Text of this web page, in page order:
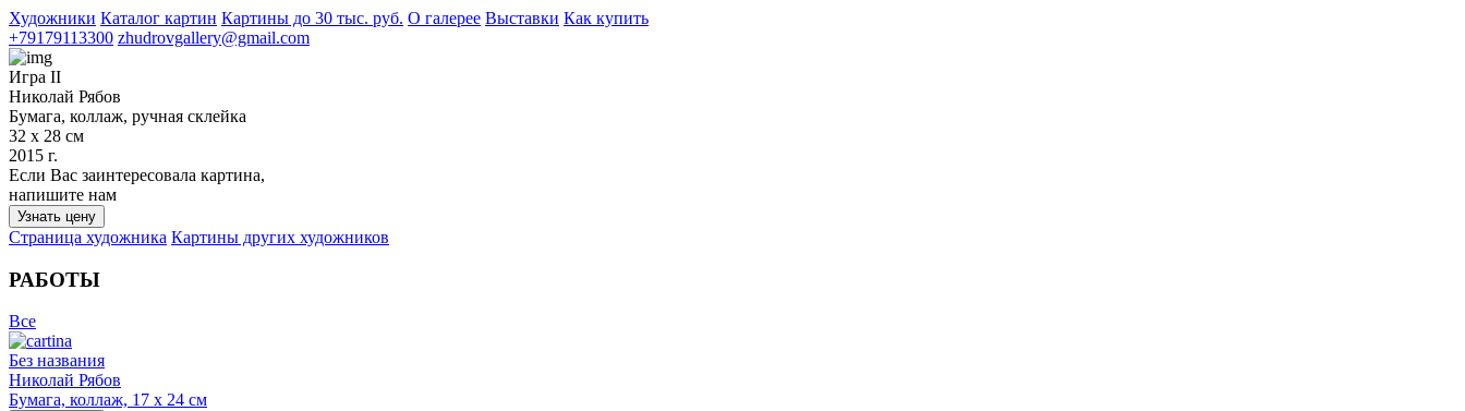
Художники Каталог картин Картины до 30 тыс. руб. О галерее Выставки Как купить
+79179113300 zhudrovgallery@gmail.com
Игра II
Николай Рябов
Бумага, коллаж, ручная склейка
32 х 28 см
2015 г.
Если Вас заинтересовала картина,
напишите нам
Узнать цену
Страница художника Картины других художников
РАБОТЫ
Все
Без названия
Николай Рябов
Бумага, коллаж, 17 х 24 см